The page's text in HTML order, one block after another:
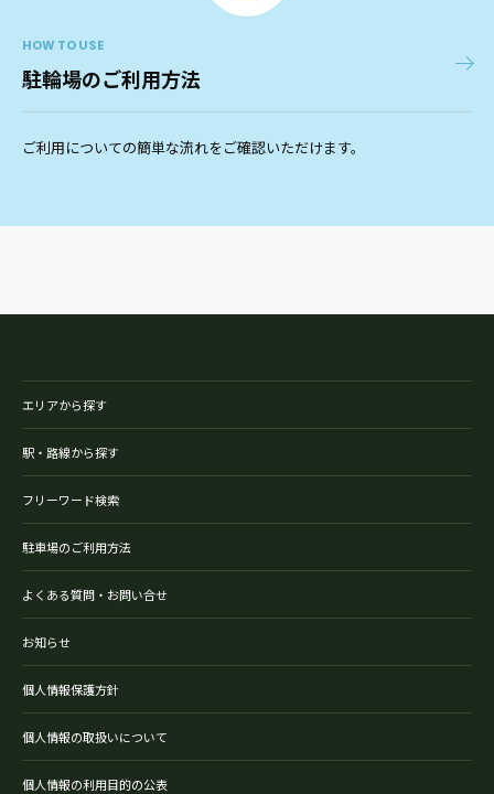
HOW TO USE
駐輪場のご利用方法
ご利用についての簡単な流れをご確認いただけます。
エリアから探す
駅・路線から探す
フリーワード検索
駐車場のご利用方法
よくある質問・お問い合せ
お知らせ
個人情報保護方針
個人情報の取扱いについて
個人情報の利用目的の公表